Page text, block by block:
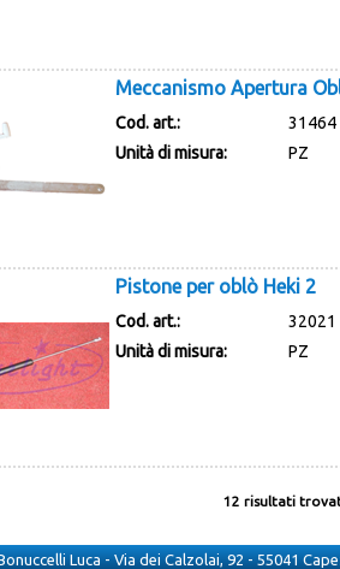
Meccanismo Apertura
Cod. art.:
31464
Unità di misura:
PZ
Pistone per oblò Heki 2
Cod. art.:
32021
Unità di misura:
PZ
12 risultati
Luca - Via dei Calzolai, 92 - 55041